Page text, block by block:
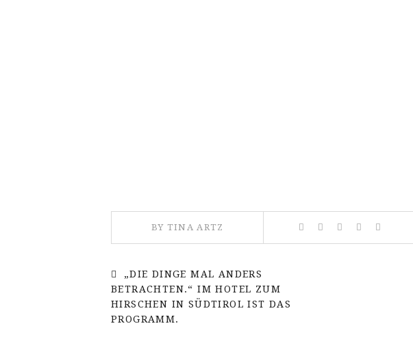
BY TINA ARTZ
„DIE DINGE MAL ANDERS
BETRACHTEN.“ IM HOTEL ZUM
HIRSCHEN IN SÜDTIROL IST DAS
PROGRAMM.